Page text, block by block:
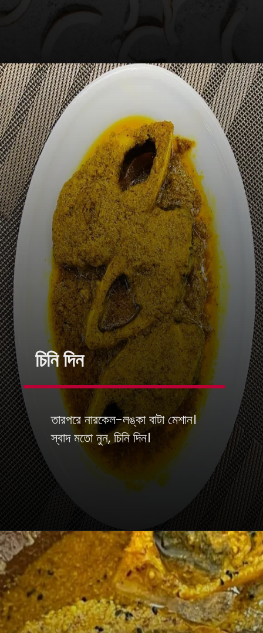
তারপরে নারকেল-লঙ্কা বাটা মেশান।
স্বাদ মতো নুন, চিনি দিন।
চিনি দিন